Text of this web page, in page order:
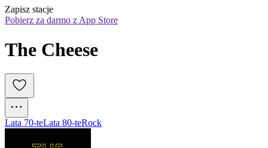
Zapisz stacje
Pobierz za darmo z App Store
The Cheese
Lata 70-teLata 80-teRock